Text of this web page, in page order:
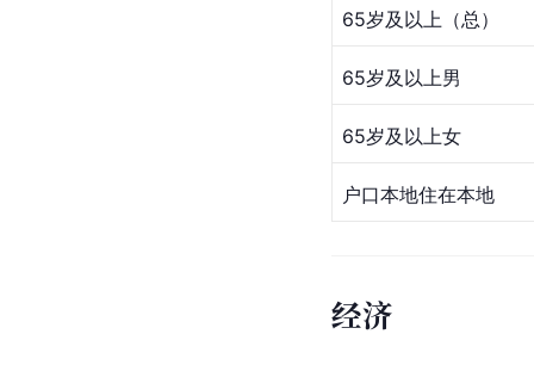
65岁及以上（总）
65岁及以上男
65岁及以上女
户口本地住在本地
经济